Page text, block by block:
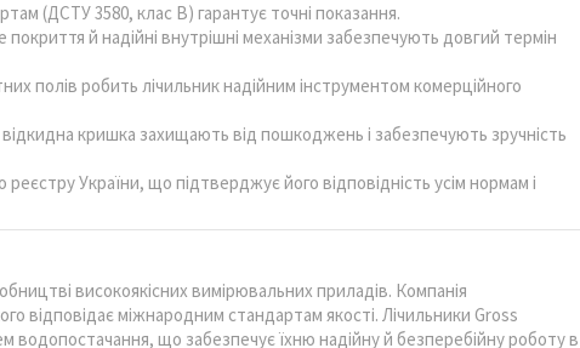
(ДСТУ 3580, клас В) гарантує точні показання.
й надійні внутрішні механізми забезпечують довгий термін
полів робить лічильник надійним інструментом комерційного
кришка захищають від пошкоджень і забезпечують зручність
України, що підтверджує його відповідність усім нормам і
високоякісних вимірювальних приладів. Компанія
відповідає міжнародним стандартам якості. Лічильники Gross
водопостачання, що забезпечує їхню надійну й безперебійну роботу в